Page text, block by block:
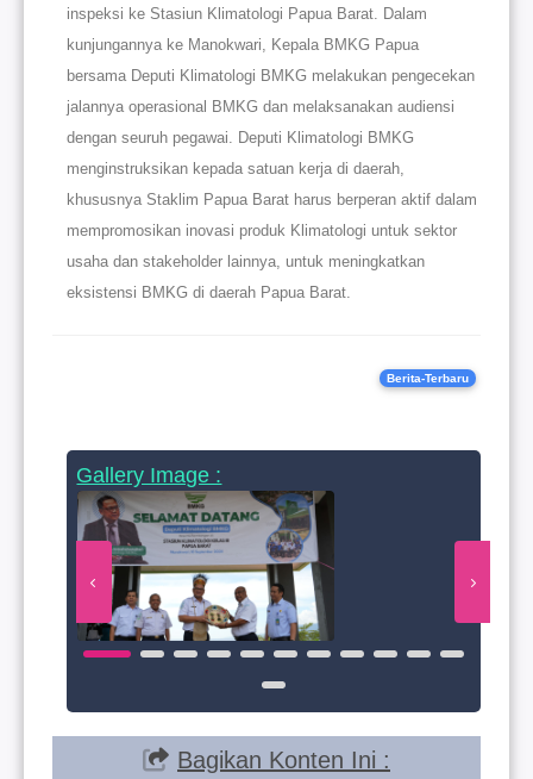
inspeksi ke Stasiun Klimatologi Papua Barat. Dalam
kunjungannya ke Manokwari, Kepala BMKG Papua
bersama Deputi Klimatologi BMKG melakukan pengecekan
jalannya operasional BMKG dan melaksanakan audiensi
dengan seuruh pegawai. Deputi Klimatologi BMKG
menginstruksikan kepada satuan kerja di daerah,
khususnya Staklim Papua Barat harus berperan aktif dalam
mempromosikan inovasi produk Klimatologi untuk sektor
usaha dan stakeholder lainnya, untuk meningkatkan
eksistensi BMKG di daerah Papua Barat.
Berita-Terbaru
Gallery Image :
Bagikan Konten Ini :